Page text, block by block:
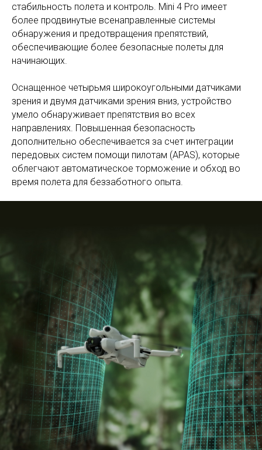
стабильность полета и контроль. Mini 4 Pro имеет
более продвинутые всенаправленные системы
обнаружения и предотвращения препятствий,
обеспечивающие более безопасные полеты для
начинающих.
Оснащенное четырьмя широкоугольными датчиками
зрения и двумя датчиками зрения вниз, устройство
умело обнаруживает препятствия во всех
направлениях. Повышенная безопасность
дополнительно обеспечивается за счет интеграции
передовых систем помощи пилотам (APAS), которые
облегчают автоматическое торможение и обход во
время полета для беззаботного опыта.